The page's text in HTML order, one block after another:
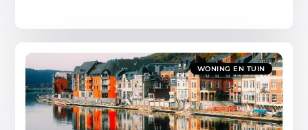
WONING EN TUIN